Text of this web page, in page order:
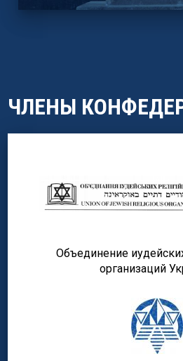
ЧЛЕНЫ
Объединение
организаций